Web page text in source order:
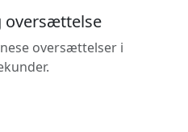
oversættelse
oversættelser i